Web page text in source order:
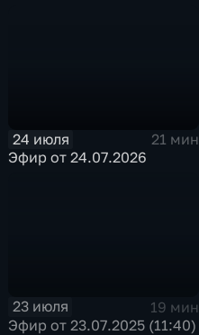
24 июля
21 мин
Эфир от 24.07.2026
23 июля
19 мин
Эфир от 23.07.2025 (11:40)